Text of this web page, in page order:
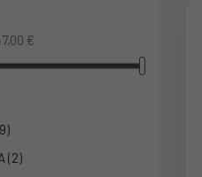
€
(2)